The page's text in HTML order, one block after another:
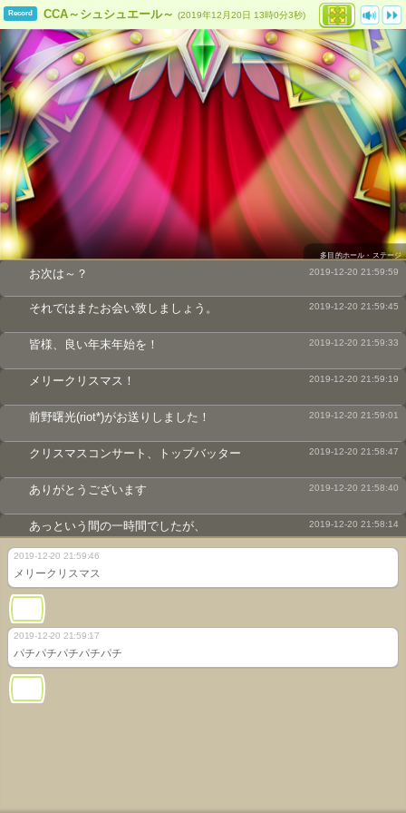
Record CCA～シュシュエール～ (2019年12月20日 13時0分3秒)
多目的ホール・ステージ
お次は～？ 2019-12-20 21:59:59
それではまたお会い致しましょう。 2019-12-20 21:59:45
皆様、良い年末年始を！ 2019-12-20 21:59:33
メリークリスマス！ 2019-12-20 21:59:19
前野曙光(riot*)がお送りしました！ 2019-12-20 21:59:01
クリスマスコンサート、トップバッター 2019-12-20 21:58:47
ありがとうございます 2019-12-20 21:58:40
あっという間の一時間でしたが、 2019-12-20 21:58:14
ではお時間も丁度良くなりましたね。
皆様ふるってご視聴くださいませ
「halo」をアンコールします、年明けに 2019-12-20 21:56:48
「地獄の季節」プロジェクトで私の主演作品 2019-12-20 21:56:15
ではそろそろ〆なんですが、再び映画の話を
2019-12-20 21:59:46
メリークリスマス
2019-12-20 21:59:17
パチパチパチパチパチ